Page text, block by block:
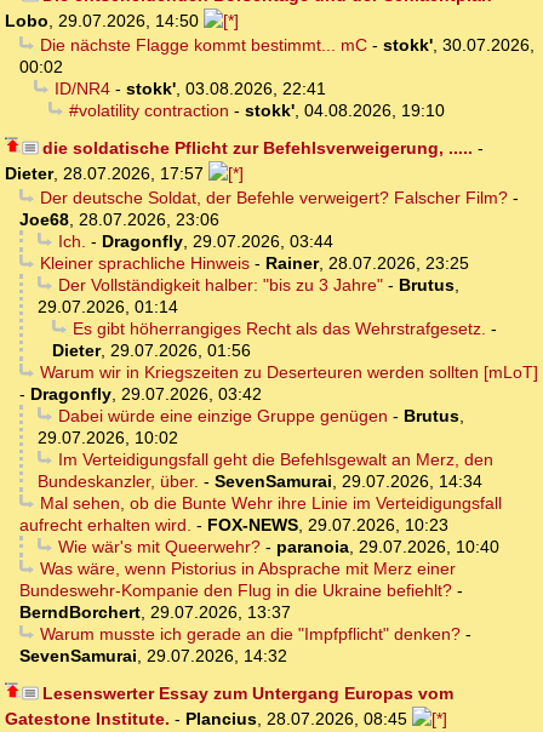
Lobo, 29.07.2026, 14:50
Die nächste Flagge kommt bestimmt... mC- stokk', 30.07.2026,
00:02
ID/NR4- stokk', 03.08.2026, 22:41
#volatility contraction - stokk', 04.08.2026, 19:10
die soldatische Pflicht zur Befehlsverweigerung, ..... -
Dieter, 28.07.2026, 17:57
Der deutsche Soldat, der Befehle verweigert? Falscher Film?-
Joe68, 28.07.2026, 23:06
Ich. - Dragonfly, 29.07.2026, 03:44
Kleiner sprachliche Hinweis- Rainer, 28.07.2026, 23:25
Der Vollständigkeit halber: "bis zu 3 Jahre"- Brutus,
29.07.2026, 01:14
Es gibt höherrangiges Recht als das Wehrstrafgesetz. -
Dieter, 29.07.2026, 01:56
Warum wir in Kriegszeiten zu Deserteuren werden sollten [mLoT]
- Dragonfly, 29.07.2026, 03:42
Dabei würde eine einzige Gruppe genügen - Brutus,
29.07.2026, 10:02
Im Verteidigungsfall geht die Befehlsgewalt an Merz, den
Bundeskanzler, über. - SevenSamurai, 29.07.2026, 14:34
Mal sehen, ob die Bunte Wehr ihre Linie im Verteidigungsfall
aufrecht erhalten wird. - FOX-NEWS, 29.07.2026, 10:23
Wie wär's mit Queerwehr?- paranoia, 29.07.2026, 10:40
Was wäre, wenn Pistorius in Absprache mit Merz einer
Bundeswehr-Kompanie den Flug in die Ukraine befiehlt? -
BerndBorchert, 29.07.2026, 13:37
Warum musste ich gerade an die "Impfpflicht" denken?-
SevenSamurai, 29.07.2026, 14:32
Lesenswerter Essay zum Untergang Europas vom
Gatestone Institute. - Plancius, 28.07.2026, 08:45